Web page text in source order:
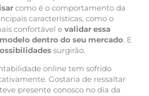
como é o comportamento da
características, como o
confortável evalidar essa
dentro do seu mercado. E
surgirão.
online tem sofrido
Gostaria de ressaltar
presente conosco no dia da